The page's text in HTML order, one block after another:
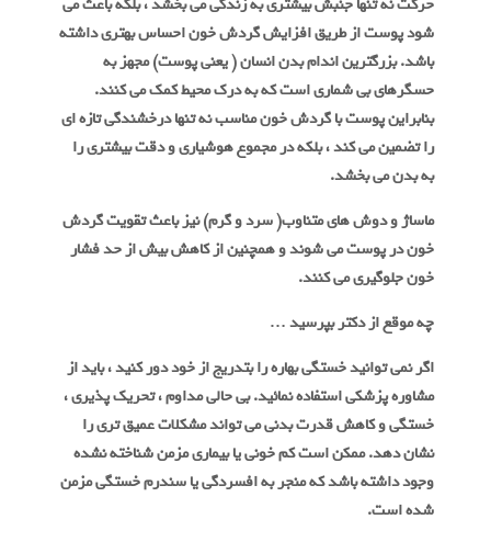
شود پوست از طریق افزایش گردش خون احساس بهتری داشته
باشد. بزرگترین اندام بدن انسان ( یعنی پوست) مجهز به
حسگرهای بی شماری است که به درک محیط کمک می کنند.
بنابراین پوست با گردش خون مناسب نه تنها درخشندگی تازه ای
را تضمین می کند ، بلکه در مجموع هوشیاری و دقت بیشتری را
به بدن می بخشد.
ماساژ و دوش های متناوب( سرد و گرم) نیز باعث تقویت گردش
خون در پوست می شوند و همچنین از کاهش بیش از حد فشار
خون جلوگیری می کنند.
چه موقع از دکتر بپرسید …
اگر نمی توانید خستگی بهاره را بتدریج از خود دور کنید ، باید از
مشاوره پزشکی استفاده نمائید. بی حالی مداوم ، تحریک پذیری ،
خستگی و کاهش قدرت بدنی می تواند مشکلات عمیق تری را
نشان دهد. ممکن است کم خونی یا بیماری مزمن شناخته نشده
وجود داشته باشد که منجر به افسردگی یا سندرم خستگی مزمن
شده است.